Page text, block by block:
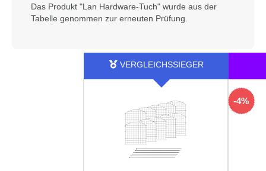
Das Produkt "Lan Hardware-Tuch" wurde aus der
Tabelle genommen zur erneuten Prüfung.
-4%